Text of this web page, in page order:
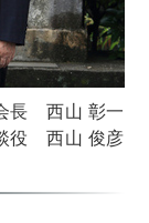
長 西山 彰一
役 西山 俊彦